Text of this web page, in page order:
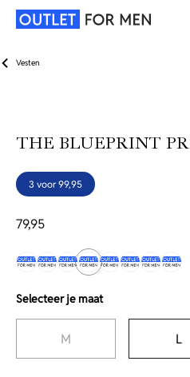
Vesten
THE BLUEPRINT
3 voor 99,95
79,95
Selecteer je maat
M L